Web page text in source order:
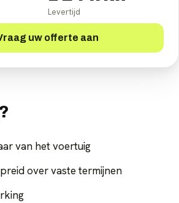
Levertijd
uw offerte aan
van het voertuig
over vaste termijnen